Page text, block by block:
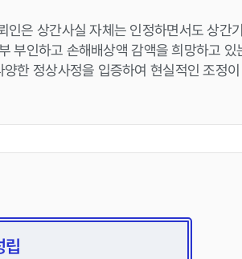
은 상간사실 자체는 인정하면서도 상간기
부인하고 손해배상액 감액을 희망하고 있
한 정상사정을 입증하여 현실적인 조정이
립